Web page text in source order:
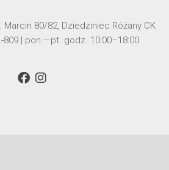
Marcin 80/82, Dziedziniec Różany CK
809 | pon.—pt. godz. 10:00–18:00